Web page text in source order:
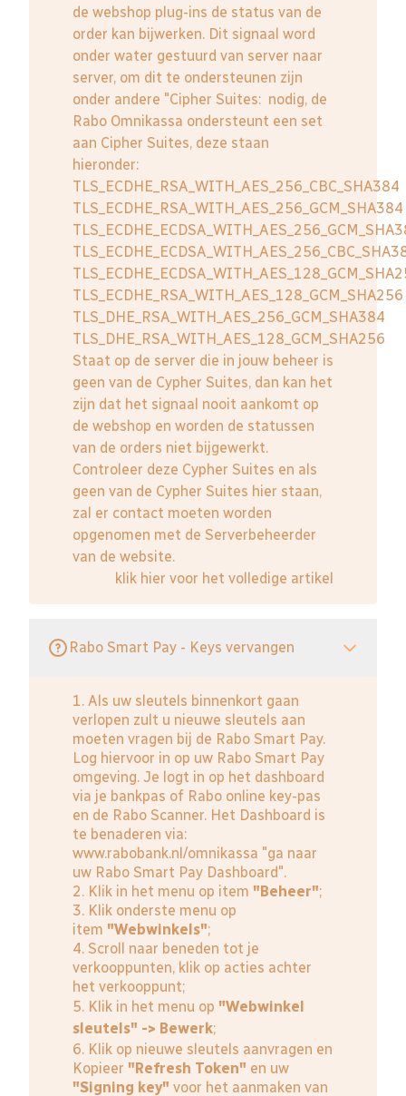
de webshop plug-ins de status van de
order kan bijwerken. Dit signaal word
onder water gestuurd van server naar
server, om dit te ondersteunen zijn
onder andere "Cipher Suites: nodig, de
Rabo Omnikassa ondersteunt een set
aan Cipher Suites, deze staan
hieronder:
TLS_ECDHE_RSA_WITH_AES_256_CBC_SHA384
TLS_ECDHE_RSA_WITH_AES_256_GCM_SHA384
TLS_ECDHE_RSA_WITH_AES_128_GCM_SHA256
TLS_DHE_RSA_WITH_AES_256_GCM_SHA384
TLS_DHE_RSA_WITH_AES_128_GCM_SHA256
Staat op de server die in jouw beheer is
geen van de Cypher Suites, dan kan het
zijn dat het signaal nooit aankomt op
de webshop en worden de statussen
van de orders niet bijgewerkt.
Controleer deze Cypher Suites en als
geen van de Cypher Suites hier staan,
zal er contact moeten worden
opgenomen met de Serverbeheerder
van de website.
klik hier voor het volledige artikel
Rabo Smart Pay - Keys vervangen
1. Als uw sleutels binnenkort gaan
verlopen zult u nieuwe sleutels aan
moeten vragen bij de Rabo Smart Pay.
Log hiervoor in op uw Rabo Smart Pay
omgeving. Je logt in op het dashboard
via je bankpas of Rabo online key-pas
en de Rabo Scanner. Het Dashboard is
te benaderen via:
www.rabobank.nl/omnikassa "ga naar
uw Rabo Smart Pay Dashboard".
2. Klik in het menu op item "Beheer";
3. Klik onderste menu op
item "Webwinkels";
4. Scroll naar beneden tot je
verkooppunten, klik op acties achter
het verkooppunt;
5. Klik in het menu op "Webwinkel
sleutels" -> Bewerk;
6. Klik op nieuwe sleutels aanvragen en
Kopieer "Refresh Token" en uw
"Signing key" voor het aanmaken van